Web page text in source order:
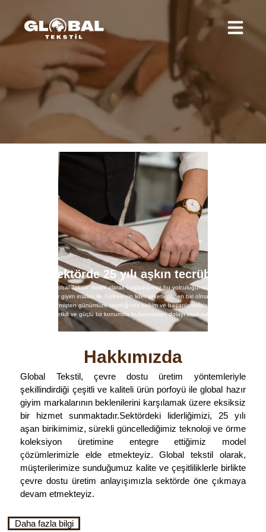
“Sektörde 25 yılı aşkın tecrübe”
1999 yılında “Global Tekstil” ismini alarak başladığımız bu yolculuğumuzda, günümüzde
örme ve hazır giyim imalatı ile Türkiye’nin lider şirketlerinden biri olmanın gururunu
yaşıyoruz. Geçmişten günümüze taşıdığımız birikim ve başarılarımızla, küresel tekstil
sektöründe etkili ve güçlü bir konumda bulunmaktan dolayı mutluluk duyuyoruz.
Hakkımızda
Global Tekstil, çevre dostu üretim yöntemleriyle
şekillindirdiği çeşitli ve kaliteli ürün porfoyü ile global hazır
giyim markalarının beklenilerini karşılamak üzere eksiksiz
bir hizmet sunmaktadır.Sektördeki liderliğimizi, 25 yılı
aşan birikimimiz, sürekli güncellediğimiz teknoloji ve örme
koleksiyon üretimine entegre ettiğimiz model
çözümlerimizle elde etmekteyiz. Global tekstil olarak,
müşterilerimize sunduğumuz kalite ve çeşitliliklerle birlikte
çevre dostu üretim anlayışımızla sektörde öne çıkmaya
devam etmekteyiz.
Daha fazla bilgi